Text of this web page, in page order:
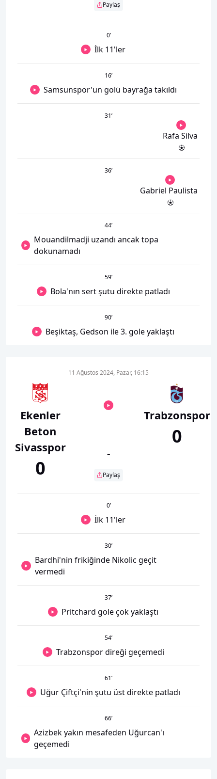
Paylaş
0’
İlk 11'ler
16’
Samsunspor'un golü bayrağa takıldı
31’
Rafa Silva
36’
Gabriel Paulista
44’
Mouandilmadji uzandı ancak topa
dokunamadı
59’
Bola'nın sert şutu direkte patladı
90’
Beşiktaş, Gedson ile 3. gole yaklaştı
Ekenler
Beton
Sivasspor
0
11 Ağustos 2024, Pazar, 16:15
-
Paylaş
Trabzonspor
0
0’
İlk 11'ler
30’
Bardhi'nin frikiğinde Nikolic geçit
vermedi
37’
Pritchard gole çok yaklaştı
54’
Trabzonspor direği geçemedi
61’
Uğur Çiftçi'nin şutu üst direkte patladı
66’
Azizbek yakın mesafeden Uğurcan'ı
geçemedi